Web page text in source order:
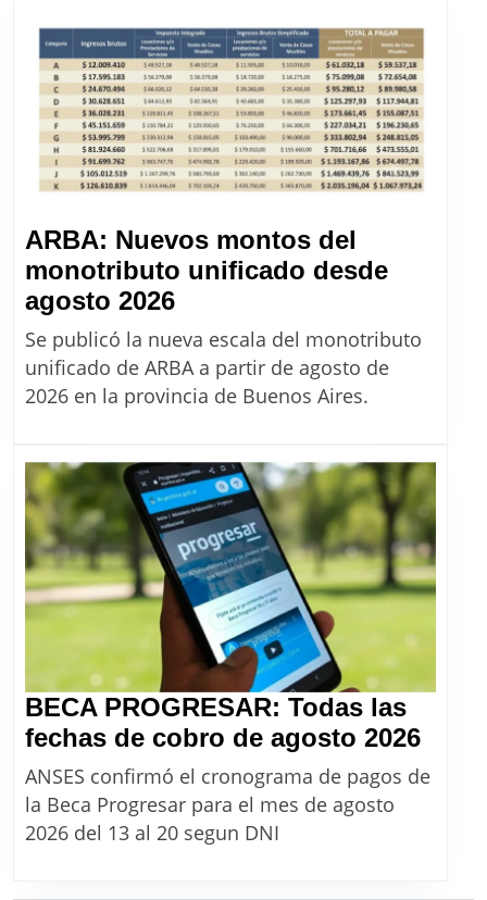
precios
de
Massalin
desde
agosto
2026
ARBA: Nuevos montos del
monotributo unificado desde
agosto 2026ARBA:
Nuevos
montos
del
desde
agosto
2026
Se publicó la nueva escala del monotributo
unificado de ARBA a partir de agosto de
2026 en la provincia de Buenos Aires.
BECA PROGRESAR: Todas las
fechas de cobro de agosto 2026
ANSES confirmó el cronograma de pagos de
la Beca Progresar para el mes de agosto
2026 del 13 al 20 segun DNI